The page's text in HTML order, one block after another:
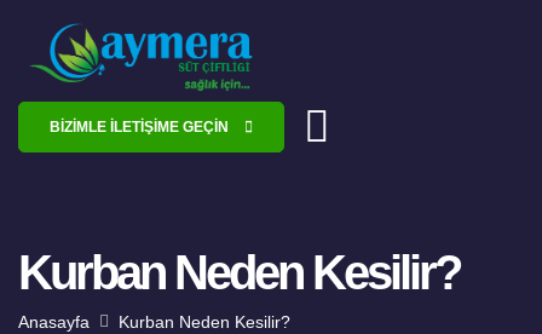
BIZIMLE İLETIŞIME GEÇIN
Kurban Neden Kesilir?
Anasayfa Kurban Neden Kesilir?